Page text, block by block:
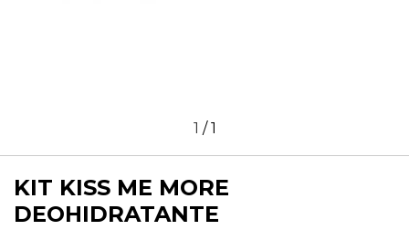
1 /1
KIT KISS ME MORE
DEOHIDRATANTE